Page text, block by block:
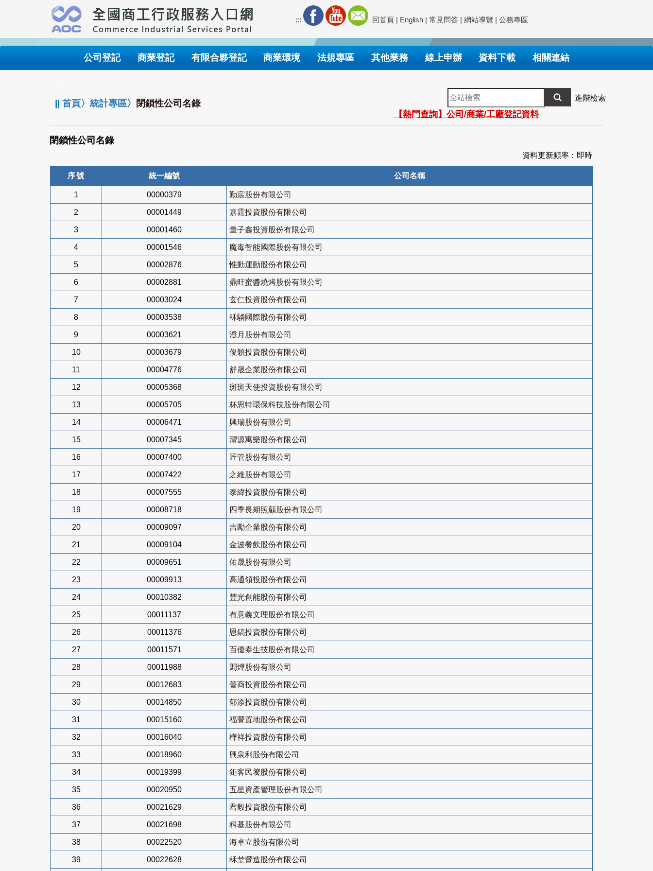
要
內
::: 回首頁 | English | 常見問答 | 網站導覽 | 公務專區
公司登記 商業登記 有限合夥登記 商業環境 法規專區 其他業務 線上申辦 資料下載 相關連結
||首頁〉統計專區〉 閉鎖性公司名錄
全
站
檢
索
進階檢索
【熱門查詢】公司/商業/工廠登記資料
閉鎖性公司名錄
資料更新頻率：即時
序號 統一編號 公司名稱
1 00000379 勤宸股份有限公司
2 00001449 嘉霆投資股份有限公司
3 00001460 量子鑫投資股份有限公司
4 00001546 魔毒智能國際股份有限公司
5 00002876 惟動運動股份有限公司
6 00002881 鼎旺蜜醬燒烤股份有限公司
7 00003024 玄仁投資股份有限公司
8 00003538 秝驎國際股份有限公司
9 00003621 澄月股份有限公司
10 00003679 俊穎投資股份有限公司
11 00004776 舒晟企業股份有限公司
12 00005368 斑斑天使投資股份有限公司
13 00005705 杯思特環保科技股份有限公司
14 00006471 興瑞股份有限公司
15 00007345 灃源寓樂股份有限公司
16 00007400 匠管股份有限公司
17 00007422 之維股份有限公司
18 00007555 泰緯投資股份有限公司
19 00008718 四季長期照顧股份有限公司
20 00009097 吉勵企業股份有限公司
21 00009104 金波餐飲股份有限公司
22 00009651 佑晟股份有限公司
23 00009913 高通領投股份有限公司
24 00010382 豐光創能股份有限公司
25 00011137 有意義文理股份有限公司
26 00011376 恩鎬投資股份有限公司
27 00011571 百優泰生技股份有限公司
28 00011988 閎燁股份有限公司
29 00012683 晉商投資股份有限公司
30 00014850 郁添投資股份有限公司
31 00015160 福豐置地股份有限公司
32 00016040 樺祥投資股份有限公司
33 00018960 興泉利股份有限公司
34 00019399 鉅客民饕股份有限公司
35 00020950 五星資產管理股份有限公司
36 00021629 君毅投資股份有限公司
37 00021698 科基股份有限公司
38 00022520 海卓立股份有限公司
39 00022628 秝埜營造股份有限公司